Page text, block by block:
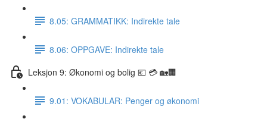
8.05: GRAMMATIKK: Indirekte tale
8.06: OPPGAVE: Indirekte tale
Leksjon 9: Økonomi og bolig 💶 💳 🏡🏢
9.01: VOKABULAR: Penger og økonomi